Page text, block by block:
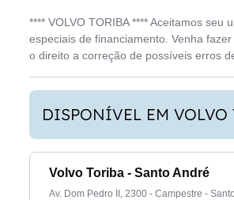
**** VOLVO TORIBA **** Aceitamos
especiais de financiamento. Venha
o direito a correção de possíveis erros
DISPONÍVEL EM VOLVO
Volvo Toriba - Santo André
Av. Dom Pedro II, 2300 - Campestre -